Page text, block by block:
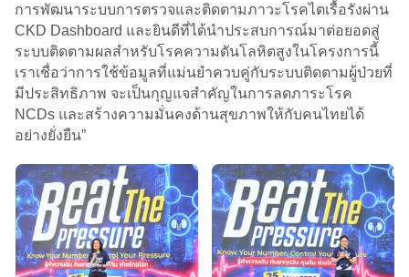
การพัฒนาระบบการตรวจและติดตามภาวะโรคไตเรื้อรังผ่าน
CKD Dashboard และยินดีที่ได้นำประสบการณ์มาต่อยอดสู่
ระบบติดตามผลสำหรับโรคความดันโลหิตสูงในโครงการนี้
เราเชื่อว่าการใช้ข้อมูลที่แม่นยำควบคู่กับระบบติดตามผู้ป่วยที่
มีประสิทธิภาพ จะเป็นกุญแจสำคัญในการลดภาระโรค
NCDs และสร้างความมั่นคงด้านสุขภาพให้กับคนไทยได้
อย่างยั่งยืน”